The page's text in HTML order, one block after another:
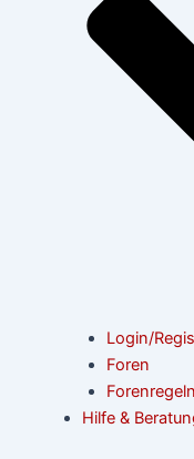
Login/
Foren
Forenregeln
Hilfe &